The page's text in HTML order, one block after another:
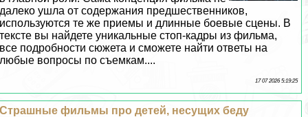
далеко ушла от содержания предшественников,
используются те же приемы и длинные боевые сцены. В
тексте вы найдете уникальные стоп-кадры из фильма,
все подробности сюжета и сможете найти ответы на
любые вопросы по съемкам....
17 07 2026 5:19:25
Страшные фильмы про детей, несущих беду